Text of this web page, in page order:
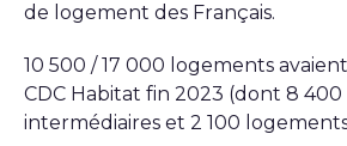
de logement des Français.
10 500 / 17 000 logements
CDC Habitat fin 2023 (dont 8
intermédiaires et 2 100